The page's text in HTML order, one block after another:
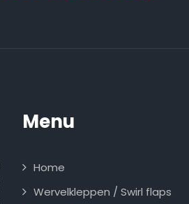
Menu
Home
Wervelkleppen / Swirl flaps